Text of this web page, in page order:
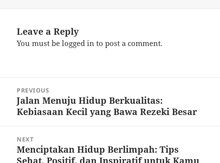
Leave a Reply
You must belogged in to post a comment.
navigation
PREVIOUS
Previous
post:
Jalan Menuju Hidup Berkualitas:
Kebiasaan Kecil yang Bawa Rezeki Besar
NEXT
Next
post:
Menciptakan Hidup Berlimpah: Tips
Sehat, Positif, dan Inspiratif untuk Kamu